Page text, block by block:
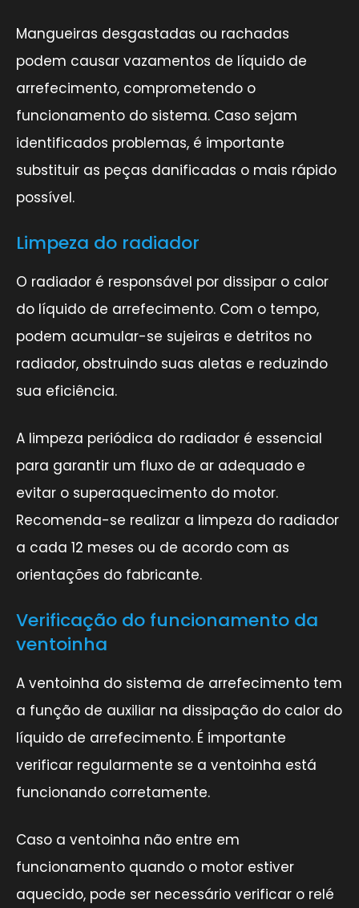
Mangueiras desgastadas ou rachadas
podem causar vazamentos de líquido de
arrefecimento, comprometendo o
funcionamento do sistema. Caso sejam
identificados problemas, é importante
substituir as peças danificadas o mais rápido
possível.
Limpeza do radiador
O radiador é responsável por dissipar o calor
do líquido de arrefecimento. Com o tempo,
podem acumular-se sujeiras e detritos no
radiador, obstruindo suas aletas e reduzindo
sua eficiência.
A limpeza periódica do radiador é essencial
para garantir um fluxo de ar adequado e
evitar o superaquecimento do motor.
Recomenda-se realizar a limpeza do radiador
a cada 12 meses ou de acordo com as
orientações do fabricante.
Verificação do funcionamento da
ventoinha
A ventoinha do sistema de arrefecimento tem
a função de auxiliar na dissipação do calor do
líquido de arrefecimento. É importante
verificar regularmente se a ventoinha está
funcionando corretamente.
Caso a ventoinha não entre em
funcionamento quando o motor estiver
aquecido, pode ser necessário verificar o relé